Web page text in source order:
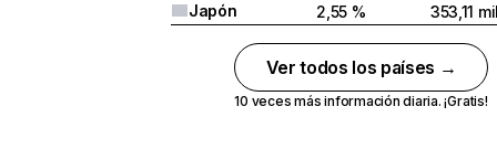
Japón
2,55 % 353,11
Ver todos los países →
10 veces más información diaria. ¡Gratis!